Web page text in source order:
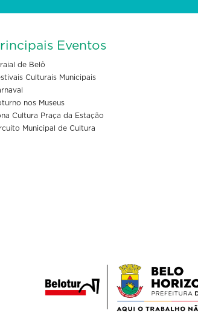
Eventos
de Belô
Culturais Municipais
nos Museus
Cultura Praça da Estação
Municipal de Cultura